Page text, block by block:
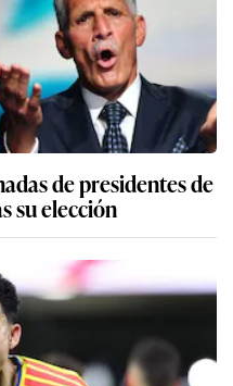
de presidentes de
su elección